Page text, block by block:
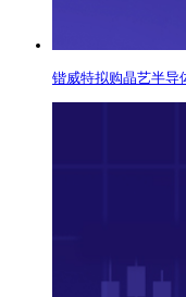
锴威特拟购晶艺半导